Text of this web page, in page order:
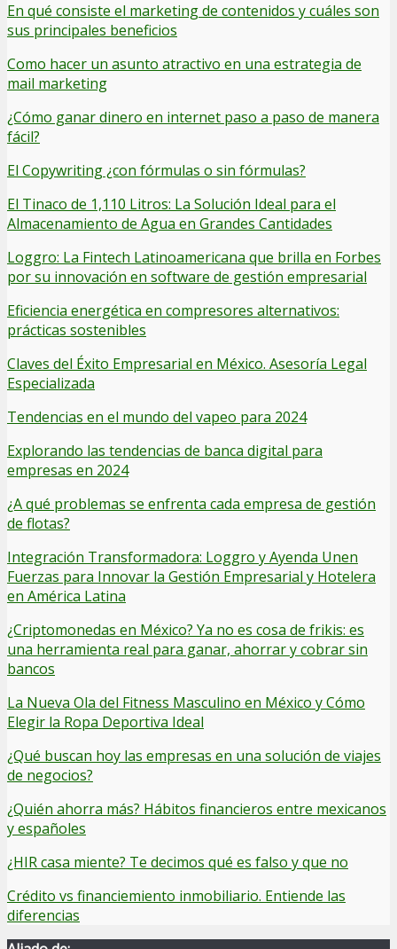
En qué consiste el marketing de contenidos y cuáles son
sus principales beneficios
Como hacer un asunto atractivo en una estrategia de
mail marketing
¿Cómo ganar dinero en internet paso a paso de manera
fácil?
El Copywriting ¿con fórmulas o sin fórmulas?
El Tinaco de 1,110 Litros: La Solución Ideal para el
Almacenamiento de Agua en Grandes Cantidades
Loggro: La Fintech Latinoamericana que brilla en Forbes
por su innovación en software de gestión empresarial
Eficiencia energética en compresores alternativos:
prácticas sostenibles
Claves del Éxito Empresarial en México. Asesoría Legal
Especializada
Tendencias en el mundo del vapeo para 2024
Explorando las tendencias de banca digital para
empresas en 2024
¿A qué problemas se enfrenta cada empresa de gestión
de flotas?
Integración Transformadora: Loggro y Ayenda Unen
Fuerzas para Innovar la Gestión Empresarial y Hotelera
en América Latina
¿Criptomonedas en México? Ya no es cosa de frikis: es
una herramienta real para ganar, ahorrar y cobrar sin
bancos
La Nueva Ola del Fitness Masculino en México y Cómo
Elegir la Ropa Deportiva Ideal
¿Qué buscan hoy las empresas en una solución de viajes
de negocios?
¿Quién ahorra más? Hábitos financieros entre mexicanos
y españoles
¿HIR casa miente? Te decimos qué es falso y que no
Crédito vs financiemiento inmobiliario. Entiende las
diferencias